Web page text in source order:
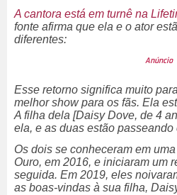
A cantora está em turnê na
fonte afirma que ela e o ator
diferentes:
Esse retorno significa muito
melhor show para os fãs. Ela
A filha dela [Daisy Dove, de 4
ela, e as duas estão passeando
Os dois se conheceram em
Ouro, em 2016, e iniciaram um
seguida. Em 2019, eles
as boas-vindas à sua filha,